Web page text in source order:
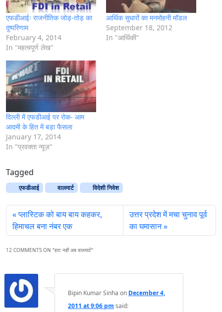
एफडीआईः राजनीतिक जोड़-तोड़ का
दुष्परिणाम
February 4, 2014
In "महत्वपूर्ण लेख"
आर्थिक सुधारों का मनमोहनी मॉडल
September 18, 2012
In "आर्थिकी"
दिल्ली में एफडीआई पर रोक- आम
आदमी के हित में बड़ा फैसला
January 17, 2014
In "प्रवक्ता न्यूज़"
Tagged
एफडीआई वालमार्ट विदेशी निवेश
प्लास्टिक को बाय बाय कहकर,
हिमाचल बना नंबर एक
उत्तर प्रदेश में मचा चुनाव पूर्व
का घमासान
12 COMMENTS ON “हाट नहीं अब वालमार्ट”
Bipin Kumar Sinha on December 4,
2011 at 9:06 pm said: